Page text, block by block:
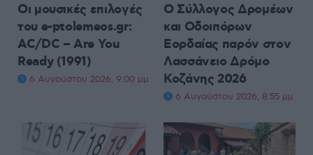
Οι μουσικές επιλογές
του e-ptolemeos.gr:
AC/DC – Are You
Ready (1991)
6 Αυγούστου 2026, 9:00 μμ
Ο Σύλλογος Δρομέων
και Οδοιπόρων
Εορδαίας παρόν στον
Λασσάνειο Δρόμο
Κοζάνης 2026
6 Αυγούστου 2026, 8:55 μμ